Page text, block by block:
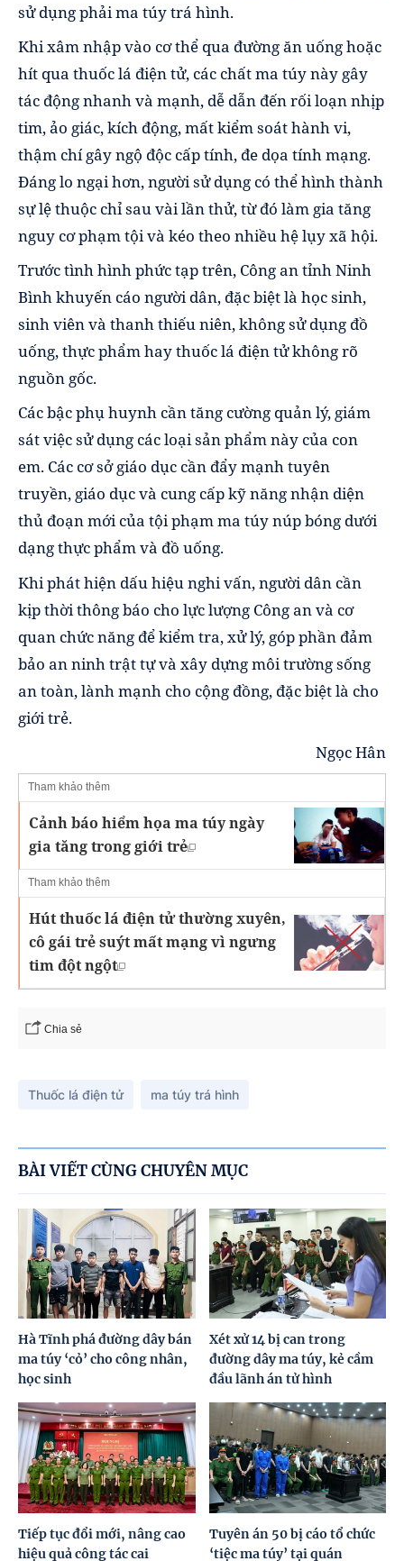
sử dụng phải ma túy trá hình.
Khi xâm nhập vào cơ thể qua đường ăn uống hoặc
hít qua thuốc lá điện tử, các chất ma túy này gây
tác động nhanh và mạnh, dễ dẫn đến rối loạn nhịp
tim, ảo giác, kích động, mất kiểm soát hành vi,
thậm chí gây ngộ độc cấp tính, đe dọa tính mạng.
Đáng lo ngại hơn, người sử dụng có thể hình thành
sự lệ thuộc chỉ sau vài lần thử, từ đó làm gia tăng
nguy cơ phạm tội và kéo theo nhiều hệ lụy xã hội.
Trước tình hình phức tạp trên, Công an tỉnh Ninh
Bình khuyến cáo người dân, đặc biệt là học sinh,
sinh viên và thanh thiếu niên, không sử dụng đồ
uống, thực phẩm hay thuốc lá điện tử không rõ
nguồn gốc.
Các bậc phụ huynh cần tăng cường quản lý, giám
sát việc sử dụng các loại sản phẩm này của con
em. Các cơ sở giáo dục cần đẩy mạnh tuyên
truyền, giáo dục và cung cấp kỹ năng nhận diện
thủ đoạn mới của tội phạm ma túy núp bóng dưới
dạng thực phẩm và đồ uống.
Khi phát hiện dấu hiệu nghi vấn, người dân cần
kịp thời thông báo cho lực lượng Công an và cơ
quan chức năng để kiểm tra, xử lý, góp phần đảm
bảo an ninh trật tự và xây dựng môi trường sống
an toàn, lành mạnh cho cộng đồng, đặc biệt là cho
giới trẻ.
Ngọc Hân
Tham khảo thêm
Cảnh báo hiểm họa ma túy ngày
gia tăng trong giới trẻ
Tham khảo thêm
Hút thuốc lá điện tử thường xuyên,
cô gái trẻ suýt mất mạng vì ngưng
tim đột ngột
Chia sẻ
Thuốc lá điện tử ma túy trá hình
BÀI VIẾT CÙNG CHUYÊN MỤC
Hà Tĩnh phá đường dây bán
ma túy ‘cỏ’ cho công nhân,
học sinh
Xét xử 14 bị can trong
đường dây ma túy, kẻ cầm
đầu lãnh án tử hình
Tiếp tục đổi mới, nâng cao
hiệu quả công tác cai
Tuyên án 50 bị cáo tổ chức
‘tiệc ma túy’ tại quán